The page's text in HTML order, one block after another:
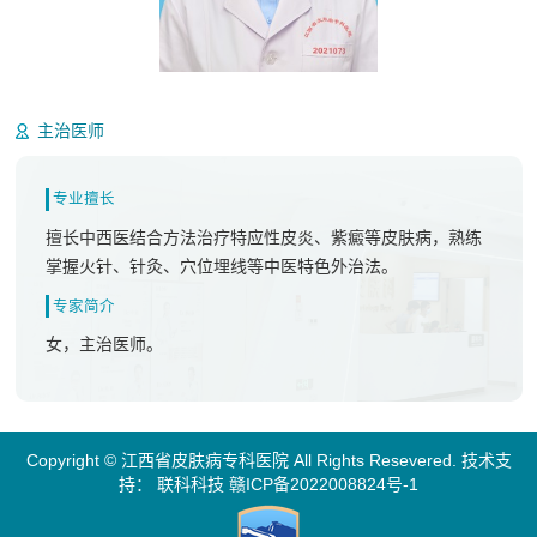
主治医师
专业擅长
擅长中西医结合方法治疗特应性皮炎、紫癜等皮肤病，熟练
掌握火针、针灸、穴位埋线等中医特色外治法。
专家简介
女，主治医师。
Copyright © 江西省皮肤病专科医院 All Rights Resevered. 技术支
持： 联科科技 赣ICP备2022008824号-1